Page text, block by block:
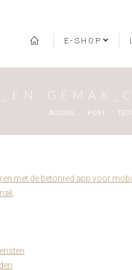
E-SHOP
Vous êtes ici :
ACCUEIL POST
met de betonred app voor